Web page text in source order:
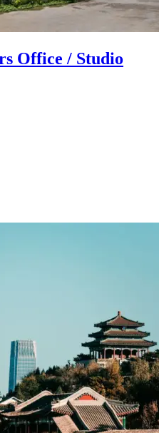
Office / Studio